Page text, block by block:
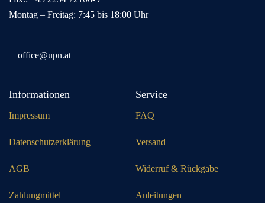
Montag – Freitag: 7:45 bis 18:00 Uhr
office@upn.at
Informationen
Impressum
Datenschutzerklärung
AGB
Zahlungmittel
Service
FAQ
Versand
Widerruf & Rückgabe
Anleitungen